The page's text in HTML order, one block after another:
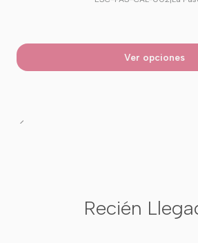
Ver opciones
Recién